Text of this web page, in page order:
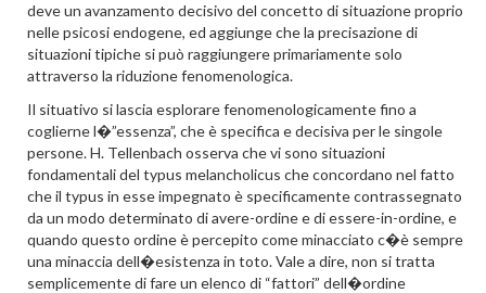
deve un avanzamento decisivo del concetto di situazione proprio
nelle psicosi endogene, ed aggiunge che la precisazione di
situazioni tipiche si può raggiungere primariamente solo
attraverso la riduzione fenomenologica.
Il situativo si lascia esplorare fenomenologicamente fino a
coglierne l�”essenza”, che è specifica e decisiva per le singole
persone. H. Tellenbach osserva che vi sono situazioni
fondamentali del typus melancholicus che concordano nel fatto
che il typus in esse impegnato è specificamente contrassegnato
da un modo determinato di avere-ordine e di essere-in-ordine, e
quando questo ordine è percepito come minacciato c�è sempre
una minaccia dell�esistenza in toto. Vale a dire, non si tratta
semplicemente di fare un elenco di “fattori” dell�ordine